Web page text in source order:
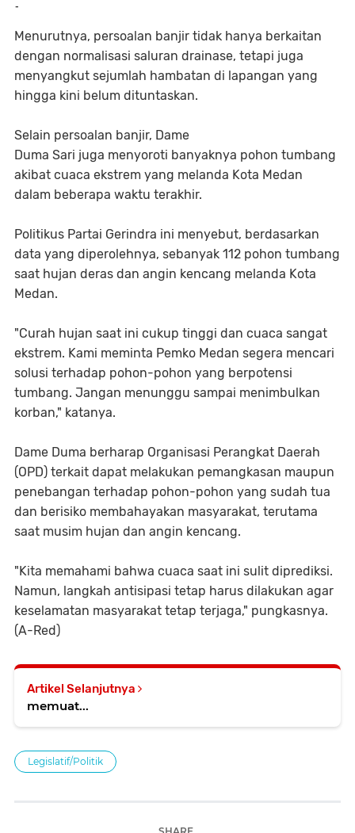
-
Menurutnya, persoalan banjir tidak hanya berkaitan
dengan normalisasi saluran drainase, tetapi juga
menyangkut sejumlah hambatan di lapangan yang
hingga kini belum dituntaskan.
Selain persoalan banjir, Dame
Duma Sari juga menyoroti banyaknya pohon tumbang
akibat cuaca ekstrem yang melanda Kota Medan
dalam beberapa waktu terakhir.
Politikus Partai Gerindra ini menyebut, berdasarkan
data yang diperolehnya, sebanyak 112 pohon tumbang
saat hujan deras dan angin kencang melanda Kota
Medan.
"Curah hujan saat ini cukup tinggi dan cuaca sangat
ekstrem. Kami meminta Pemko Medan segera mencari
solusi terhadap pohon-pohon yang berpotensi
tumbang. Jangan menunggu sampai menimbulkan
korban," katanya.
Dame Duma berharap Organisasi Perangkat Daerah
(OPD) terkait dapat melakukan pemangkasan maupun
penebangan terhadap pohon-pohon yang sudah tua
dan berisiko membahayakan masyarakat, terutama
saat musim hujan dan angin kencang.
"Kita memahami bahwa cuaca saat ini sulit diprediksi.
Namun, langkah antisipasi tetap harus dilakukan agar
keselamatan masyarakat tetap terjaga," pungkasnya.
(A-Red)
Artikel Selanjutnya
memuat...
Legislatif/Politik